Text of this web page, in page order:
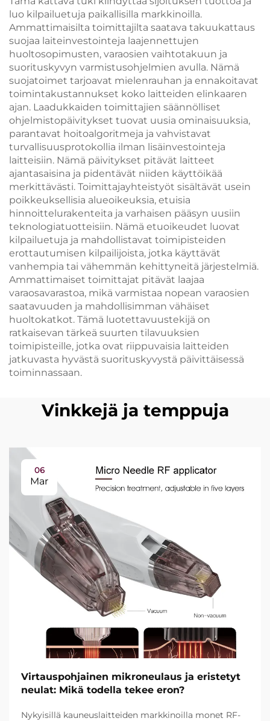
luo kilpailuetuja paikallisilla markkinoilla.
Ammattimaisilta toimittajilta saatava takuukattaus
suojaa laiteinvestointeja laajennettujen
huoltosopimusten, varaosien vaihtotakuun ja
suorituskyvyn varmistusohjelmien avulla. Nämä
suojatoimet tarjoavat mielenrauhan ja ennakoitavat
toimintakustannukset koko laitteiden elinkaaren
ajan. Laadukkaiden toimittajien säännölliset
ohjelmistopäivitykset tuovat uusia ominaisuuksia,
parantavat hoitoalgoritmeja ja vahvistavat
turvallisuusprotokollia ilman lisäinvestointeja
laitteisiin. Nämä päivitykset pitävät laitteet
ajantasaisina ja pidentävät niiden käyttöikää
merkittävästi. Toimittajayhteistyöt sisältävät usein
poikkeuksellisia alueoikeuksia, etuisia
hinnoittelurakenteita ja varhaisen pääsyn uusiin
teknologiatuotteisiin. Nämä etuoikeudet luovat
kilpailuetuja ja mahdollistavat toimipisteiden
erottautumisen kilpailijoista, jotka käyttävät
vanhempia tai vähemmän kehittyneitä järjestelmiä.
Ammattimaiset toimittajat pitävät laajaa
varaosavarastoa, mikä varmistaa nopean varaosien
saatavuuden ja mahdollisimman vähäiset
huoltokatkot. Tämä luotettavuustekijä on
ratkaisevan tärkeä suurten tilavuuksien
toimipisteille, jotka ovat riippuvaisia laitteiden
jatkuvasta hyvästä suorituskyvystä päivittäisessä
toiminnassaan.
Vinkkejä ja temppuja
06
Mar
Virtauspohjainen mikroneulaus ja eristetyt
neulat: Mikä todella tekee eron?
Nykyisillä kauneuslaitteiden markkinoilla monet RF-